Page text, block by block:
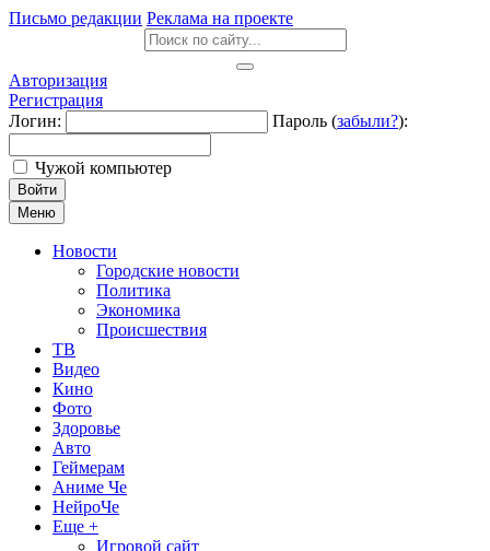
Письмо редакции Реклама на проекте
Авторизация
Регистрация
Логин:
Пароль (забыли?):
Чужой компьютер
Войти
Меню
Новости
Городские новости
Политика
Экономика
Происшествия
ТВ
Видео
Кино
Фото
Здоровье
Авто
Геймерам
Аниме Че
НейроЧе
Еще +
Игровой сайт